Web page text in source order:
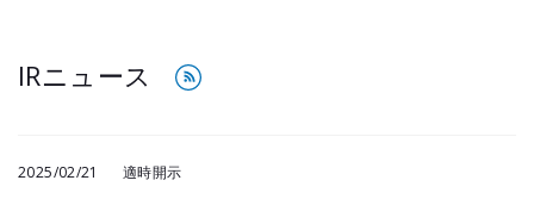
IRニュース
2025/02/21 適時開示